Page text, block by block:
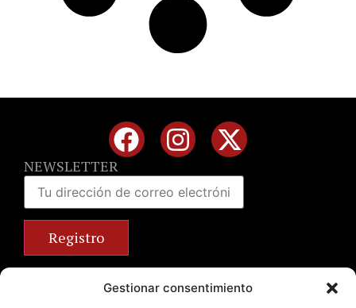
Gestionar consentimiento
NEWSLETTER
+34 963 672 314